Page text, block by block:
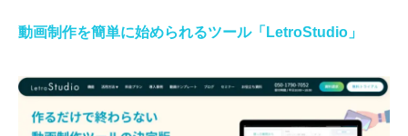
動画制作を簡単に始められるツール「LetroStudio」